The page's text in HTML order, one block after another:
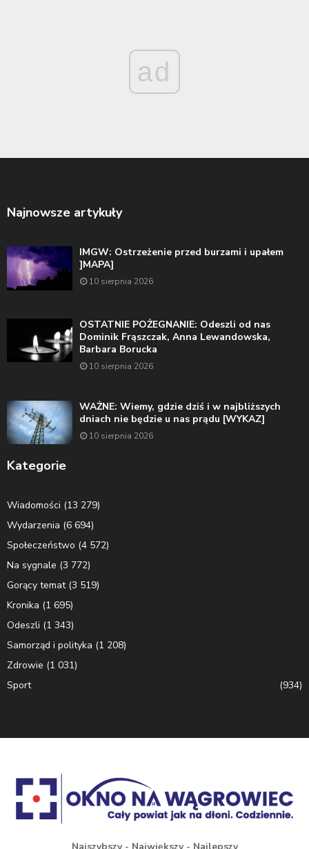
ad
Najnowsze artykuły
IMGW: Ostrzeżenie przed burzami i upałem
]MAPA]
10 sierpnia 2026
OSTATNIE POŻEGNANIE: Odeszli od nas
Dominik Frąszczak, Anna Lewandowska,
Barbara Borucka
10 sierpnia 2026
WAŻNE: Wiemy, gdzie dziś i w najbliższych
dniach nie będzie u nas prądu [WYKAZ]
10 sierpnia 2026
Kategorie
Wiadomości (13 279)
Wydarzenia (6 694)
Społeczeństwo (4 572)
Na sygnale (3 772)
Gorący temat(3 519)
Kronika (1 695)
Odeszli (1 343)
Samorząd i polityka (1 208)
Zdrowie (1 031)
Sport
(934)
Najszybszy - Największy - Najlepszy